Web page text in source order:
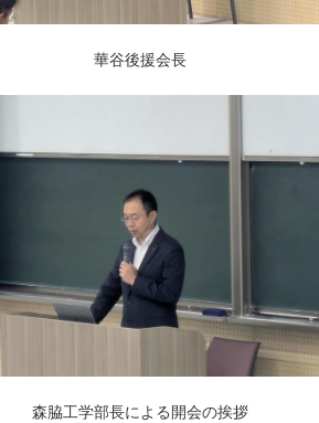
華谷後援会長
森脇工学部長による開会の挨拶